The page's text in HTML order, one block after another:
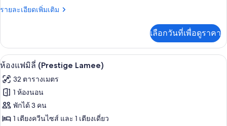
รายละเอียดเพิ่มเติม
ราย
เกี่ยว
กับ
Penthouse
เลือกวันที่เพื่อดูราคา
เปิด
ภาพถ่าย
ทั้งหมด
ของ
ห้อง
8
ห้องแฟมิลี่ (Prestige Lamee)
32 ตารางเมตร
1 ห้องนอน
พักได้ 3 คน
1 เตียงควีนไซส์ และ 1 เตียงเดี่ยว